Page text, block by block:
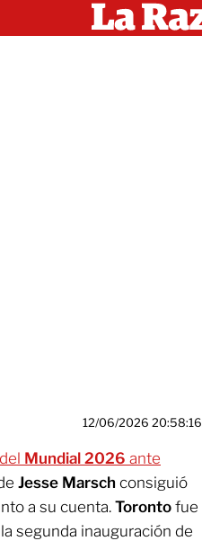
12/06/2026 20:58:16
Mundial 2026 ante
Jesse Marsch consiguió
a su cuenta.Toronto fue
segunda inauguración de